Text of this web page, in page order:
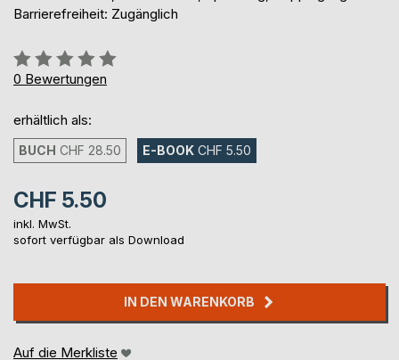
Barrierefreiheit: Zugänglich
Bewertung::
0%
0 Bewertungen
erhältlich als:
BUCH CHF 28.50 E-BOOK CHF 5.50
CHF 5.50
inkl. MwSt.
sofort verfügbar als Download
IN DEN WARENKORB
Auf die Merkliste